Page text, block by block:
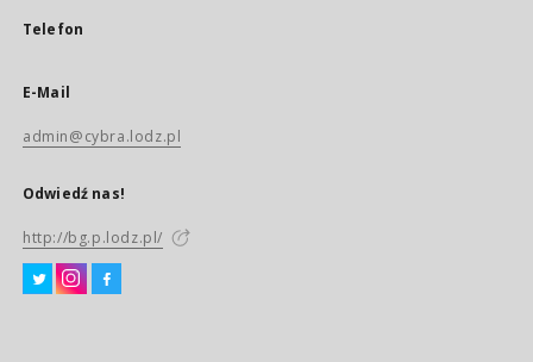
Telefon
E-Mail
admin@cybra.lodz.pl
Odwiedź nas!
http://bg.p.lodz.pl/